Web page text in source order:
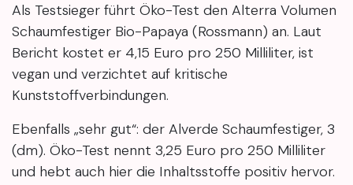
Als Testsieger führt Öko-Test den Alterra Volumen
Schaumfestiger Bio-Papaya (Rossmann) an. Laut
Bericht kostet er 4,15 Euro pro 250 Milliliter, ist
vegan und verzichtet auf kritische
Kunststoffverbindungen.
Ebenfalls „sehr gut“: der Alverde Schaumfestiger, 3
(dm). Öko-Test nennt 3,25 Euro pro 250 Milliliter
und hebt auch hier die Inhaltsstoffe positiv hervor.